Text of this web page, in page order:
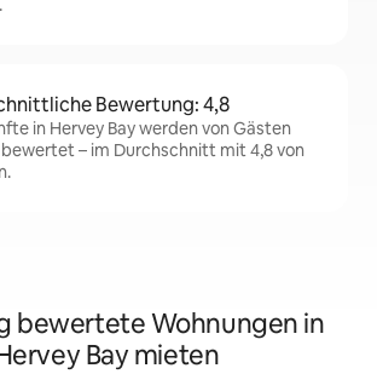
Bewertung: 4,8
in Hervey Bay werden von Gästen
– im Durchschnitt mit 4,8 von
bewertete Wohnungen in
Bay mieten